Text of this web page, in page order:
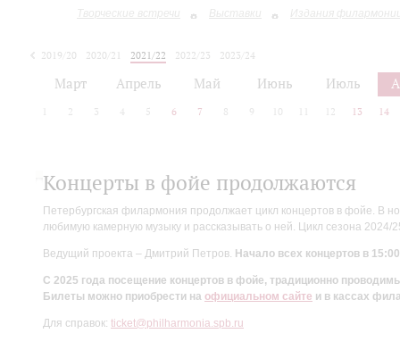
Творческие встречи Выставки Издания
2019/20 2020/21 2021/22 2022/23
2023/24
Март Апрель Май Июнь Июль
2 3 4 5 6 7 8 9 10 12 13 14
Концерты в фойе продолжаются
Петербургская филармония продолжает цикл концертов в фойе. В
любимую камерную музыку и рассказывать о ней. Цикл сезона
Ведущий проекта – Дмитрий Петров. Начало всех концертов в
С 2025 года посещение концертов в фойе, традиционно
Билеты можно приобрести на официальном сайте и в кассах
Для справок: ticket@philharmonia.spb.ru